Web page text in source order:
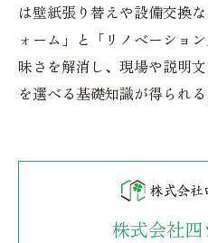
は壁紙張り替えや設備交換
ォーム」と「リノベーショ
昧さを解消し、現場や説明
を選べる基礎知識が得られ
株式会社四